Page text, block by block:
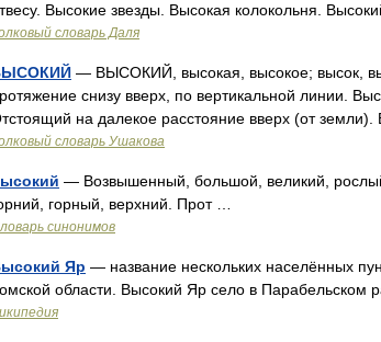
Высокие звезды. Высокая колокольня.
словарь Даля
— ВЫСОКИЙ, высокая, высокое; высок,
снизу вверх, по вертикальной линии.
на далекое расстояние вверх (от земли).
словарь Ушакова
— Возвышенный, большой, великий,
горный, верхний. Прот …
синонимов
Яр — название нескольких населённых
области. Высокий Яр село в Парабельском